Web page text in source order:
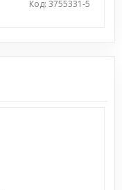
Код: 3755331-5